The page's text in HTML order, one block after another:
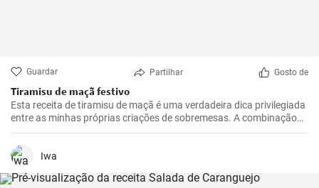
Guardar Partilhar Gosto de
Tiramisu de maçã festivo
Esta receita de tiramisu de maçã é uma verdadeira dica privilegiada
entre as minhas próprias criações de sobremesas. A combinação
de maçãs frescas e azedas, creme de mascarpone doce e cacau
com chocolate é irresistível. É uma reviravolta realmente
interessante e deliciosa no tradicional tiramisu que irá certamente
impressiona não só pelo seu sabor excecional, mas também pelo
Iwa